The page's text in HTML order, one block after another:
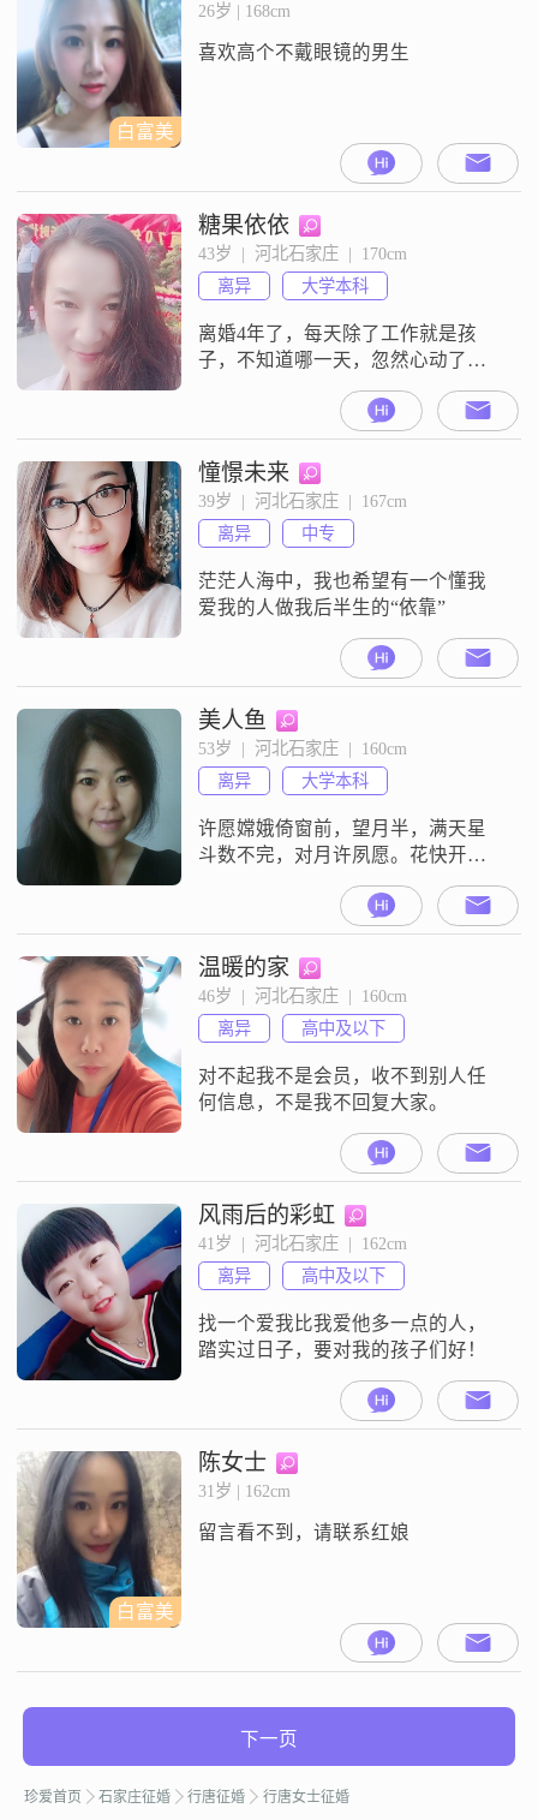
白富美
26岁 | 168cm
喜欢高个不戴眼镜的男生
糖果依依
43岁  |  河北石家庄  |  170cm
离异
大学本科
离婚4年了，每天除了工作就是孩
子，不知道哪一天，忽然心动了，
想身边有个人，可以一起聊聊天，
相互关心，相互扶持，生命的每一
天都是珍贵的，遇见对的人，携手
同行，或许一个对视都是温暖的。
原来看过一本书，乱世佳人（飘）
看了四个版本，羡慕斯佳丽一生轰
轰烈烈，坎坎坷坷，但是，每天醒
来最希望拥有的是简简单单的生
活，遇见对的人，养养花
憧憬未来
39岁  |  河北石家庄  |  167cm
离异
中专
茫茫人海中，我也希望有一个懂我
爱我的人做我后半生的“依靠”
美人鱼
53岁  |  河北石家庄  |  160cm
离异
大学本科
许愿嫦娥倚窗前，望月半，满天星
斗数不完，对月许夙愿。花快开，
春莫怠，快马扬尘君早来，还我相
思债。嫦娥醉酒嫦娥苦酒未饮我先
醉，寂寞广寒心欲碎。后羿不见泪
千行，痴心一片空对谁？
温暖的家
46岁  |  河北石家庄  |  160cm
离异
高中及以下
对不起我不是会员，收不到别人任
何信息，不是我不回复大家。
风雨后的彩虹
41岁  |  河北石家庄  |  162cm
离异
高中及以下
找一个爱我比我爱他多一点的人，
踏实过日子，要对我的孩子们好！
白富美
陈女士
31岁 | 162cm
留言看不到，请联系红娘
下一页
珍爱首页 石家庄征婚 行唐征婚 行唐女士征婚